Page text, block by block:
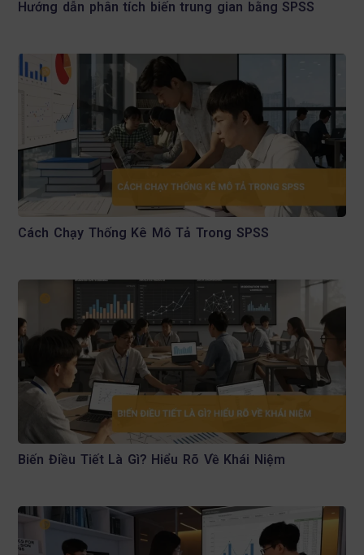
Hướng dẫn phân tích biến trung gian bằng SPSS
Cách Chạy Thống Kê Mô Tả Trong SPSS
Biến Điều Tiết Là Gì? Hiểu Rõ Về Khái Niệm